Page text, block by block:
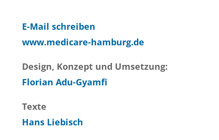
E-Mail schreiben
www.medicare-hamburg.de
Design, Konzept und Umsetzung:
Florian Adu-Gyamfi
Texte
Hans Liebisch